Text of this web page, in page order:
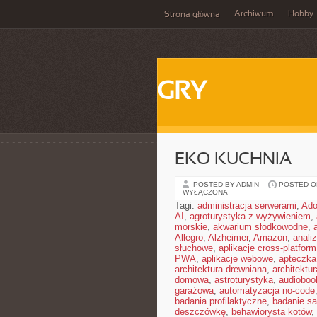
Strona główna Archiwum Hobby
GRY
EKO KUCHNIA
POSTED BY ADMIN POSTED
WYŁĄCZONA
Tagi: administracja serwerami,
AI , agroturystyka z wyżywieniem,
morskie, akwarium słodkowodne,
Allegro, Alzheimer, Amazon,
słuchowe, aplikacje cross-platform
PWA, aplikacje webowe,
architektura drewniana,
domowa, astroturystyka,
garażowa, automatyzacja no-code,
badania profilaktyczne, badanie
deszczówkę, behawiorysta kotów,